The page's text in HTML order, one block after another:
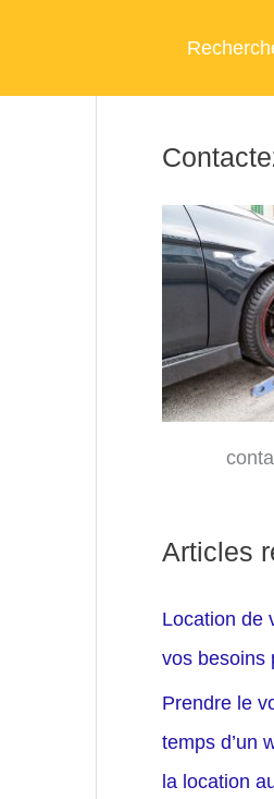
Articles
Location de
vos besoins
Prendre le
temps d’un
la location